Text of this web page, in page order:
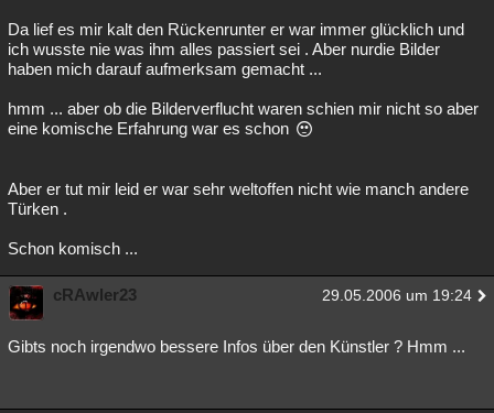
Da lief es mir kalt den Rückenrunter er war immer glücklich und
ich wusste nie was ihm alles passiert sei . Aber nurdie Bilder
haben mich darauf aufmerksam gemacht ...
hmm ... aber ob die Bilderverflucht waren schien mir nicht so aber
eine komische Erfahrung war es schon
Aber er tut mir leid er war sehr weltoffen nicht wie manch andere
Türken .
Schon komisch ...
cRAwler23 29.05.2006 um 19:24
Gibts noch irgendwo bessere Infos über den Künstler ? Hmm ...